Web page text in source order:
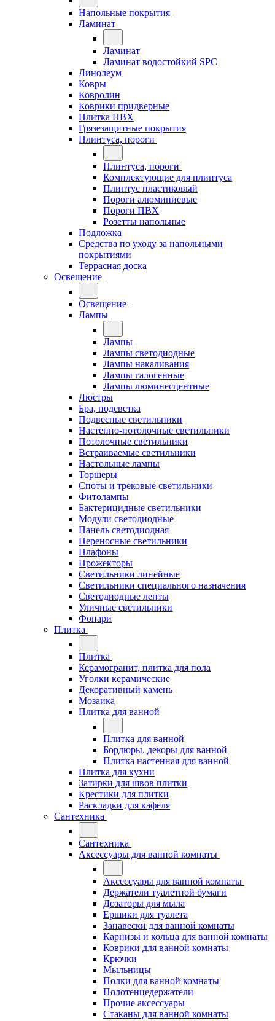
Напольные покрытия
Ламинат
Ламинат
Ламинат водостойкий SPC
Линолеум
Ковры
Ковролин
Коврики придверные
Плитка ПВХ
Грязезащитные покрытия
Плинтуса, пороги
Плинтуса, пороги
Комплектующие для плинтуса
Плинтус пластиковый
Пороги алюминиевые
Пороги ПВХ
Розетты напольные
Подложка
Средства по уходу за напольными
покрытиями
Террасная доска
Освещение
Освещение
Лампы
Лампы
Лампы светодиодные
Лампы накаливания
Лампы галогенные
Лампы люминесцентные
Люстры
Бра, подсветка
Подвесные светильники
Настенно-потолочные светильники
Потолочные светильники
Встраиваемые светильники
Настольные лампы
Торшеры
Споты и трековые светильники
Фитолампы
Бактерицидные светильники
Модули светодиодные
Панель светодиодная
Переносные светильники
Плафоны
Прожекторы
Светильники линейные
Светильники специального назначения
Светодиодные ленты
Уличные светильники
Фонари
Плитка
Плитка
Керамогранит, плитка для пола
Уголки керамические
Декоративный камень
Мозаика
Плитка для ванной
Плитка для ванной
Бордюры, декоры для ванной
Плитка настенная для ванной
Плитка для кухни
Затирки для швов плитки
Крестики для плитки
Раскладки для кафеля
Сантехника
Сантехника
Аксессуары для ванной комнаты
Аксессуары для ванной комнаты
Держатели туалетной бумаги
Дозаторы для мыла
Ершики для туалета
Занавески для ванной комнаты
Карнизы и кольца для ванной комнаты
Коврики для ванной комнаты
Крючки
Мыльницы
Полки для ванной комнаты
Полотенцедержатели
Прочие аксессуары
Стаканы для ванной комнаты